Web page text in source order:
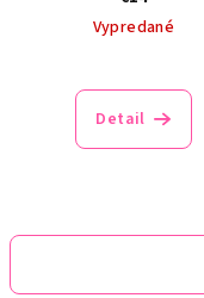
Vypredané
Detail